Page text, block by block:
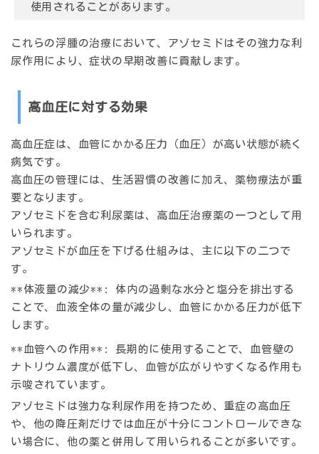
使用されることがあります。
これらの浮腫の治療において、アゾセミドはその強力な利
尿作用により、症状の早期改善に貢献します。
高血圧に対する効果
高血圧症は、血管にかかる圧力（血圧）が高い状態が続く
病気です。
高血圧の管理には、生活習慣の改善に加え、薬物療法が重
要となります。
アゾセミドを含む利尿薬は、高血圧治療薬の一つとして用
いられます。
アゾセミドが血圧を下げる仕組みは、主に以下の二つで
す。
**体液量の減少**: 体内の過剰な水分と塩分を排出する
ことで、血液全体の量が減少し、血管にかかる圧力が低下
します。
**血管への作用**: 長期的に使用することで、血管壁の
ナトリウム濃度が低下し、血管が広がりやすくなる作用も
示唆されています。
アゾセミドは強力な利尿作用を持つため、重症の高血圧
や、他の降圧剤だけでは血圧が十分にコントロールできな
い場合に、他の薬と併用して用いられることが多いです。